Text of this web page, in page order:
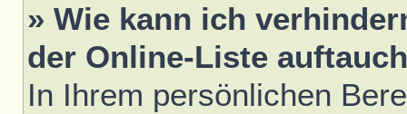
» Wie kann ich
der Online-Liste
In Ihrem persönlichen